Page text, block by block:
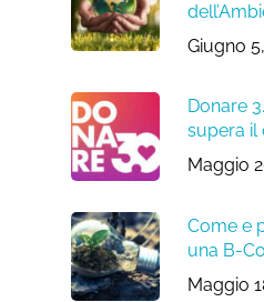
Giugno
Donare
supera il
Maggio
Come e
una B-
Maggio